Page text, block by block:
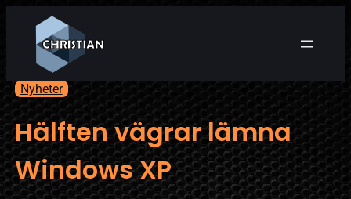
Nyheter
Hälften vägrar lämna
Windows XP